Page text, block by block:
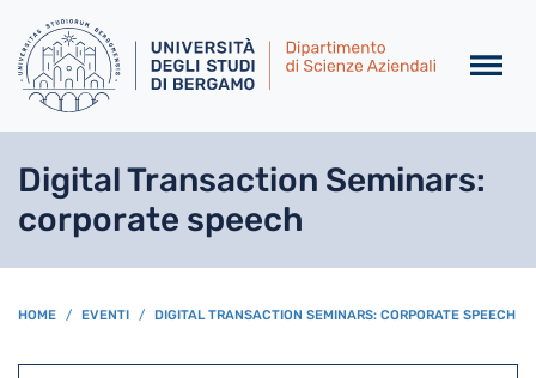
Digital Transaction Seminars:
corporate speech
BREADCRUMB
HOME EVENTI DIGITAL TRANSACTION SEMINARS: CORPORATE SPEECH